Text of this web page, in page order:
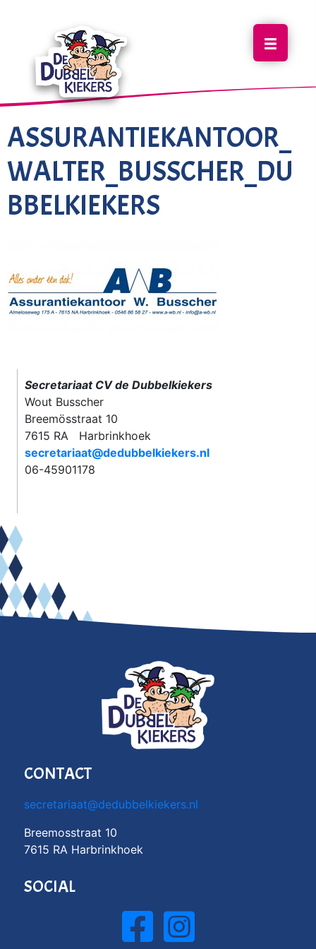
ASSURANTIEKANTOOR_
WALTER_BUSSCHER_DU
BBELKIEKERS
Secretariaat CV de Dubbelkiekers
Wout Busscher
Breemösstraat 10
7615 RA Harbrinkhoek
secretariaat@dedubbelkiekers.nl
06-45901178
CONTACT
secretariaat@dedubbelkiekers.nl
Breemosstraat 10
7615 RA Harbrinkhoek
SOCIAL